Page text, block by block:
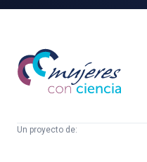
Mujeres
con
ciencia
Un proyecto de: